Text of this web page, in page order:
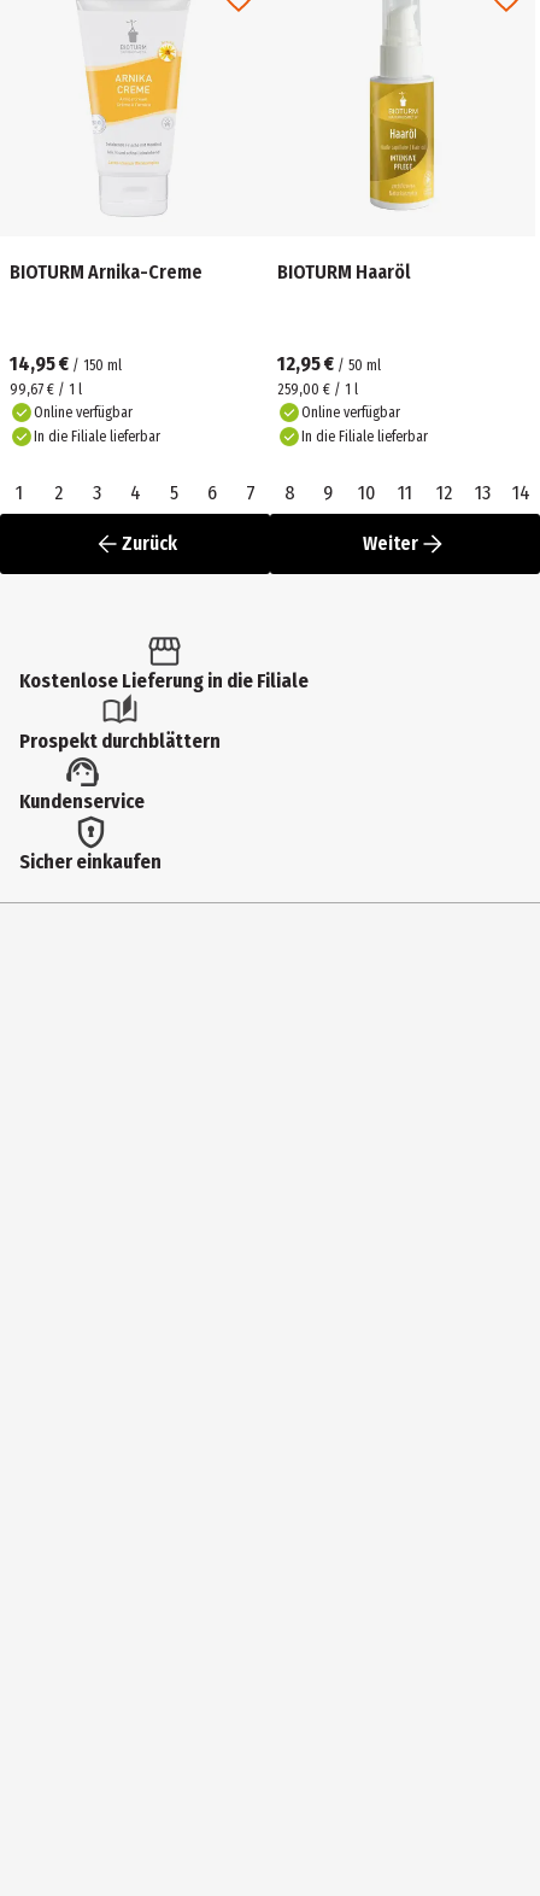
BIOTURM Arnika-Creme
14,95 € / 150 ml
99,67 € / 1 l
Online verfügbar
In die Filiale lieferbar
BIOTURM Haaröl
12,95 € / 50 ml
259,00 € / 1 l
Online verfügbar
In die Filiale lieferbar
1 2 3 4 5 6 7 8 9 10 11 12 13 14
Zurück Weiter
Kostenlose Lieferung in die Filiale
Prospekt durchblättern
Kundenservice
Sicher einkaufen